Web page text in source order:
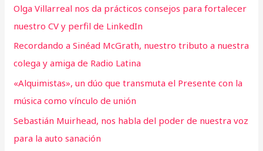
Olga Villarreal nos da prácticos consejos para fortalecer
nuestro CV y perfil de LinkedIn
Recordando a Sinéad McGrath, nuestro tributo a nuestra
colega y amiga de Radio Latina
«Alquimistas», un dúo que transmuta el Presente con la
música como vínculo de unión
Sebastián Muirhead, nos habla del poder de nuestra voz
para la auto sanación